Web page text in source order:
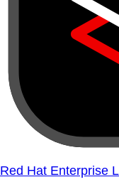
Red Hat Enterprise